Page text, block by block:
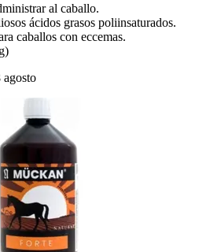
al caballo.
ácidos grasos poliinsaturados.
caballos con eccemas.
agosto